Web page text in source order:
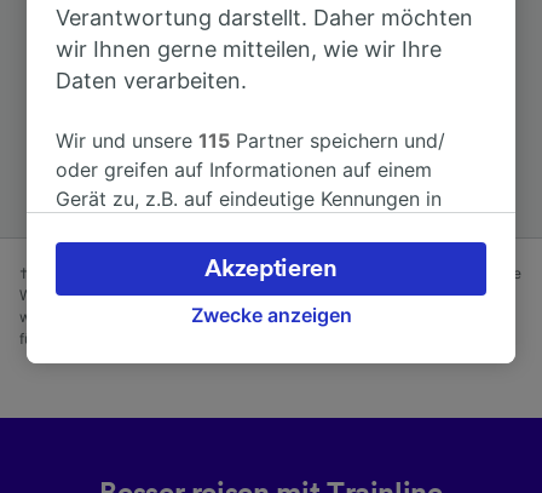
Top Strecken ab Talizat
Nach Le Lioran 9h 26min
† Durchschnittliche Ersparnis bei Advance-Tarifen, die mindestens eine
Woche vor Abfahrt gebucht wurden, im Vergleich zu Anytime-Tarifen,
wenn Sie am Reisetag buchen. Nur solange der Vorrat reicht. Gilt nicht
für Bustickets.
Verantwortung darstellt. Daher möchten
wir Ihnen gerne mitteilen, wie wir Ihre
Daten verarbeiten.
Wir und unsere115 Partner speichern und/
oder greifen auf Informationen auf einem
Gerät zu, z.B. auf eindeutige Kennungen in
verarbeiten. Sie können Ihre Präferenzen
akzeptieren oder verwalten, einschließlich
Ihres Widerspruchsrechts bei berechtigtem
Zwecke anzeigen
Akzeptieren